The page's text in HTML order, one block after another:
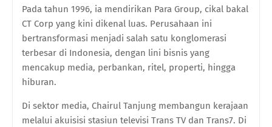
Pada tahun 1996, ia mendirikan Para Group, cikal bakal
CT Corp yang kini dikenal luas. Perusahaan ini
bertransformasi menjadi salah satu konglomerasi
terbesar di Indonesia, dengan lini bisnis yang
mencakup media, perbankan, ritel, properti, hingga
hiburan.
Di sektor media, Chairul Tanjung membangun kerajaan
melalui akuisisi stasiun televisi Trans TV dan Trans7. Di